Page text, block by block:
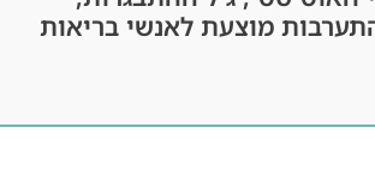
התערבות מוצעת לאנשי בריאות